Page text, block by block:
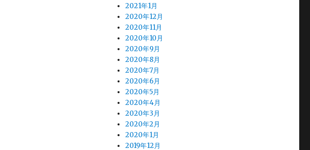
2021年1月
2020年12月
2020年11月
2020年10月
2020年9月
2020年8月
2020年7月
2020年6月
2020年5月
2020年4月
2020年3月
2020年2月
2020年1月
2019年12月